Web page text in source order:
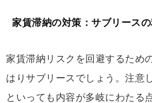
家賃滞納の対策：サブリースの
家賃滞納リスクを回避するため
はりサブリースでしょう。注意
といっても内容が多岐にわたる